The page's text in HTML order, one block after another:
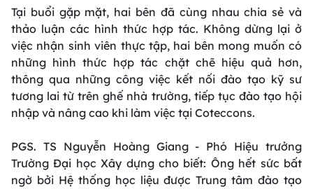
Tại buổi gặp mặt, hai bên đã cùng nhau chia sẻ và
thảo luận các hình thức hợp tác. Không dừng lại ở
việc nhận sinh viên thực tập, hai bên mong muốn có
những hình thức hợp tác chặt chẽ hiệu quả hơn,
thông qua những công việc kết nối đào tạo kỹ sư
tương lai từ trên ghế nhà trường, tiếp tục đào tạo hội
nhập và nâng cao khi làm việc tại Coteccons.
PGS. TS Nguyễn Hoàng Giang - Phó Hiệu trưởng
Trường Đại học Xây dựng cho biết: Ông hết sức bất
ngờ bởi Hệ thống học liệu được Trung tâm đào tạo